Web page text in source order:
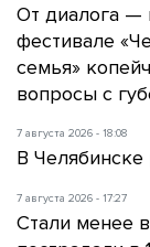
От диалога
фестивале
семья»
вопросы с
7 августа 2026 - 18:08
В Челябинске
7 августа 2026 - 17:27
Стали менее